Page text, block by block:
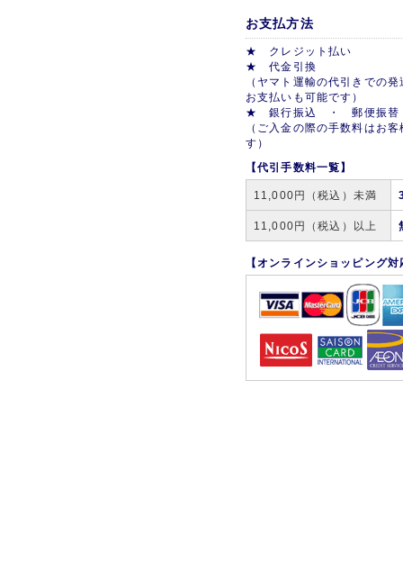
お支払方法
★ クレジット払い
★ 代金引換
（ヤマト運輸の代引きでの
お支払いも可能です）
★ 銀行振込 ・ 郵便振替
（ご入金の際の手数料はお
す）
【代引手数料一覧】
11,000円（税込）未満
11,000円（税込）以上
【オンラインショッピング